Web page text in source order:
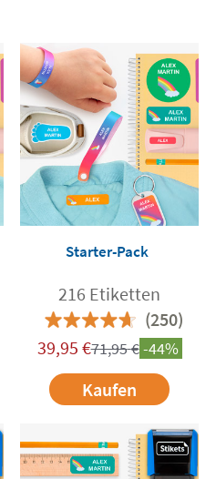
Starter-Pack
216 Etiketten
(250)
39,95 €71,95€-44%
Kaufen